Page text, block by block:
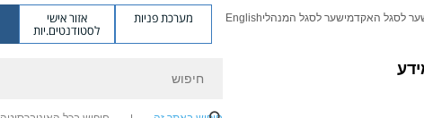
לסגל האקדמישער לסגל המנהליEnglish מערכת פניות אזור אישי
לסטודנטים.יות